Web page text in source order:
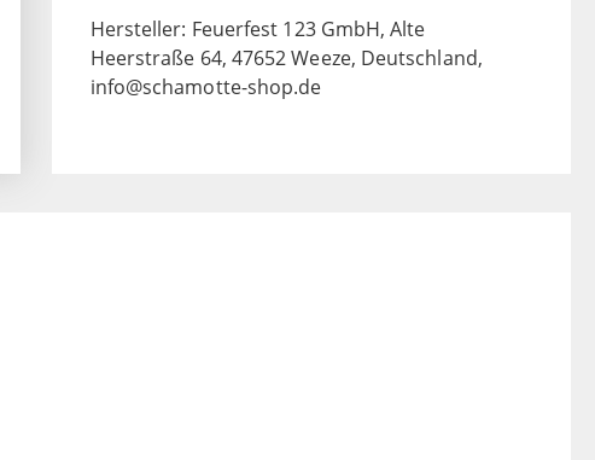
Hersteller: Feuerfest 123 GmbH, Alte
Heerstraße 64, 47652 Weeze, Deutschland,
info@schamotte-shop.de